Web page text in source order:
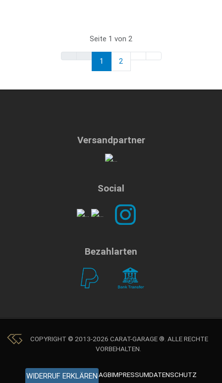
Seite 1 von 2
1 2
Versandpartner
Social
Bezahlarten
COPYRIGHT © 2013-2026 CARAT-GARAGE ®. ALLE RECHTE
VORBEHALTEN.
WIDERRUF ERKLÄREN AGBIMPRESSUMDATENSCHUTZ